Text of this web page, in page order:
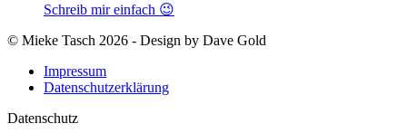
Schreib mir einfach 😉
© Mieke Tasch 2026 - Design by Dave Gold
Impressum
Datenschutzerklärung
Datenschutz